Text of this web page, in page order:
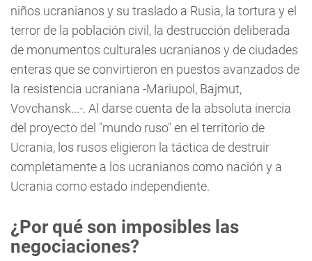
niños ucranianos y su traslado a Rusia, la tortura y el
terror de la población civil, la destrucción deliberada
de monumentos culturales ucranianos y de ciudades
enteras que se convirtieron en puestos avanzados de
la resistencia ucraniana -Mariupol, Bajmut,
Vovchansk...-. Al darse cuenta de la absoluta inercia
del proyecto del "mundo ruso" en el territorio de
Ucrania, los rusos eligieron la táctica de destruir
completamente a los ucranianos como nación y a
Ucrania como estado independiente.
¿Por qué son imposibles las
negociaciones?